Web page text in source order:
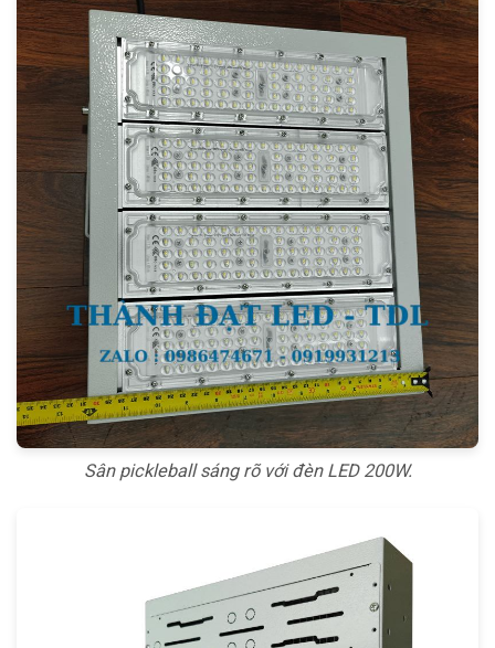
Sân pickleball sáng rõ với đèn LED 200W.